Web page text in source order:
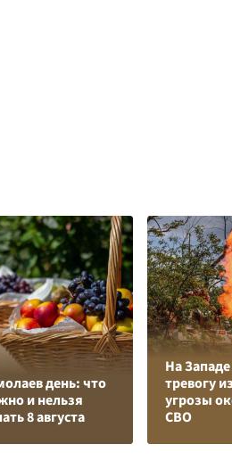
день: что
и нельзя
8 августа
На
тревогу
угрозы
СВО